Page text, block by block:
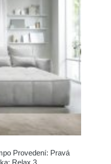
Provedení: Pravá
Relax 3